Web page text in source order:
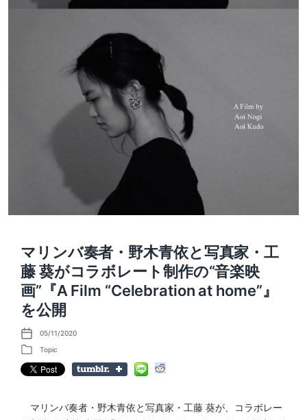
マリンバ奏者・野木青依と写真家・工
藤 葵がコラボレート制作の“音楽映
画”『A Film “Celebration at home”』
を公開
P
o
t
d
05/11/2020
P
o
s
Topic
マリンバ奏者・野木青依と写真家・工藤 葵が、コラボレー